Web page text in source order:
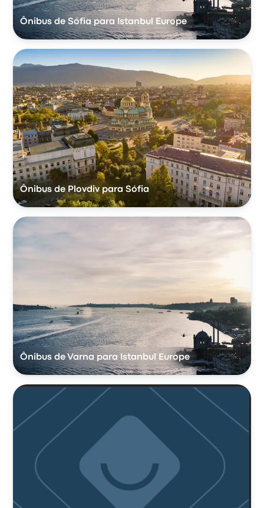
Ônibus de Sófia para Istanbul Europe
Ônibus de Plovdiv para Sófia
Ônibus de Varna para Istanbul Europe